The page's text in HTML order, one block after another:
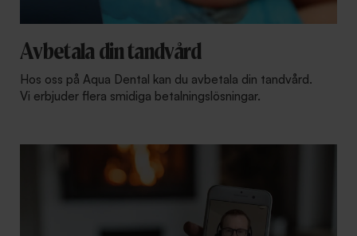
Avbetala din tandvård
Hos oss på Aqua Dental kan du avbetala din tandvård.
Vi erbjuder flera smidiga betalningslösningar.